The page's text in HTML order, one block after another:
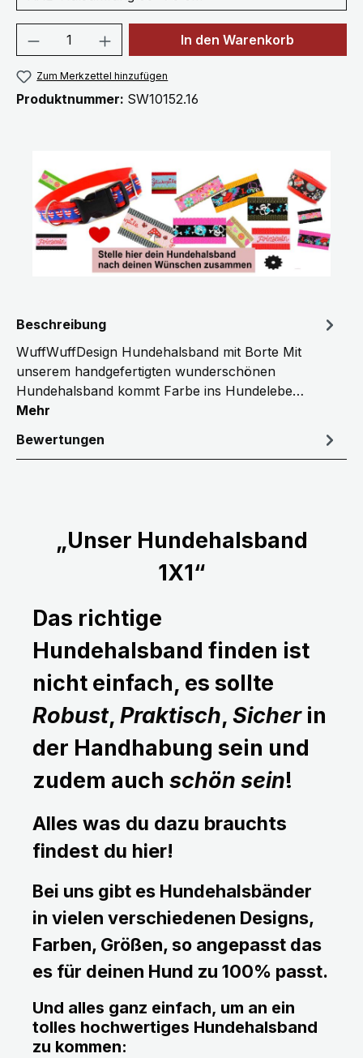
Produkt Anzahl: Gib denIn den Warenkorb
Zum Merkzettel hinzufügen
Produktnummer: SW10152.16
Beschreibung
WuffWuffDesign Hundehalsband mit Borte Mit
unserem handgefertigten wunderschönen
Hundehalsband kommt Farbe ins Hundelebe…
Mehr
Bewertungen
„Unser Hundehalsband
1X1“
Das richtige
Hundehalsband finden ist
nicht einfach, es sollte
Robust, Praktisch, Sicherin
der Handhabung sein und
zudem auch schön sein!
Alles was du dazu brauchts
findest du hier!
Bei uns gibt es Hundehalsbänder
in vielen verschiedenen Designs,
Farben, Größen, so angepasst das
es für deinen Hund zu 100% passt.
Und alles ganz einfach, um an ein
tolles hochwertiges Hundehalsband
zu kommen: